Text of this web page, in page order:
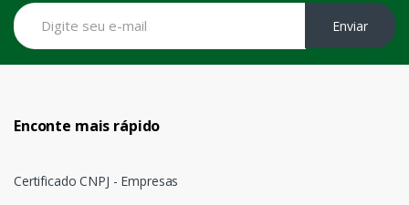
Enviar
Enconte mais rápido
Certificado CNPJ - Empresas